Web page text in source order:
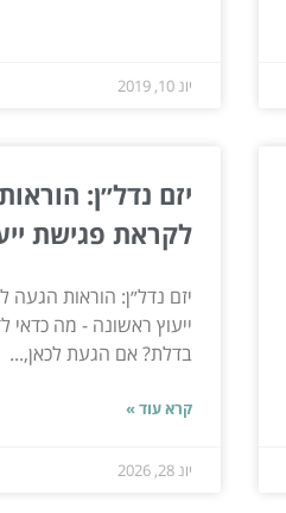
יונ 10, 2019
יזם נדל״ן:
לקראת פגישת
יזם נדל״ן: הוראות
ייעוץ ראשונה - מה כדאי
בדלת? אם הגעת לכאן,...
קרא עוד »
יונ 28, 2026